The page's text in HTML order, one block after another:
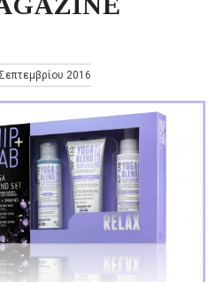
2016